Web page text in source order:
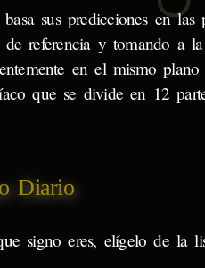
sus predicciones en las
referencia y tomando a
en el mismo
que se divide en 12
Diario
signo eres, elígelo de la